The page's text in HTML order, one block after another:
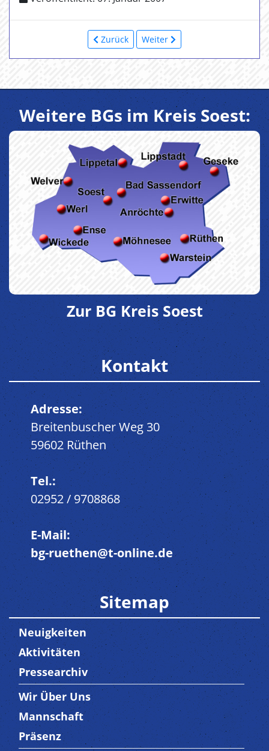
Zurück Weiter
Weitere BGs im Kreis Soest:
Zur BG Kreis Soest
Kontakt
Adresse:
Breitenbuscher Weg 30
59602 Rüthen
Tel.:
02952 / 9708868
E-Mail:
bg-ruethen@t-online.de
Sitemap
Neuigkeiten
Aktivitäten
Pressearchiv
Trenner3
Wir Über Uns
Mannschaft
Präsenz